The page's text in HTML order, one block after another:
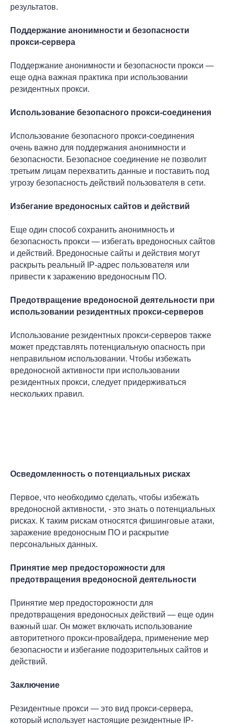
результатов.
Поддержание анонимности и безопасности
прокси-сервера
Поддержание анонимности и безопасности прокси —
еще одна важная практика при использовании
резидентных прокси.
Использование безопасного прокси-соединения
Использование безопасного прокси-соединения
очень важно для поддержания анонимности и
безопасности. Безопасное соединение не позволит
третьим лицам перехватить данные и поставить под
угрозу безопасность действий пользователя в сети.
Избегание вредоносных сайтов и действий
Еще один способ сохранить анонимность и
безопасность прокси — избегать вредоносных сайтов
и действий. Вредоносные сайты и действия могут
раскрыть реальный IP-адрес пользователя или
привести к заражению вредоносным ПО.
Предотвращение вредоносной деятельности при
использовании резидентных прокси-серверов
Использование резидентных прокси-серверов также
может представлять потенциальную опасность при
неправильном использовании. Чтобы избежать
вредоносной активности при использовании
резидентных прокси, следует придерживаться
нескольких правил.
Осведомленность о потенциальных рисках
Первое, что необходимо сделать, чтобы избежать
вредоносной активности, - это знать о потенциальных
рисках. К таким рискам относятся фишинговые атаки,
заражение вредоносным ПО и раскрытие
персональных данных.
Принятие мер предосторожности для
предотвращения вредоносной деятельности
Принятие мер предосторожности для
предотвращения вредоносных действий — еще один
важный шаг. Он может включать использование
авторитетного прокси-провайдера, применение мер
безопасности и избегание подозрительных сайтов и
действий.
Заключение
Резидентные прокси — это вид прокси-сервера,
который использует настоящие резидентные IP-